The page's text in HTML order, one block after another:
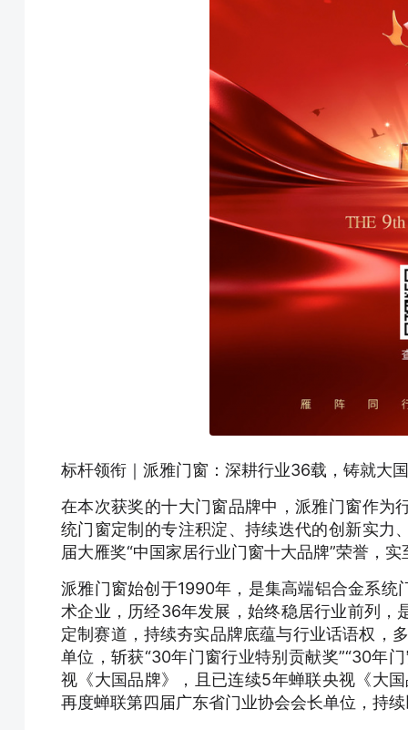
标杆领衔｜派雅门窗：深耕行业36载，铸就大
在本次获奖的十大门窗品牌中，派雅门窗作为
统门窗定制的专注积淀、持续迭代的创新实力
届大雁奖“中国家居行业门窗十大品牌”荣誉，实
派雅门窗始创于1990年，是集高端铝合金系
术企业，历经36年发展，始终稳居行业前列，
定制赛道，持续夯实品牌底蕴与行业话语权，
单位，斩获“30年门窗行业特别贡献奖”“30年
视《大国品牌》，且已连续5年蝉联央视《大
再度蝉联第四届广东省门业协会会长单位，持